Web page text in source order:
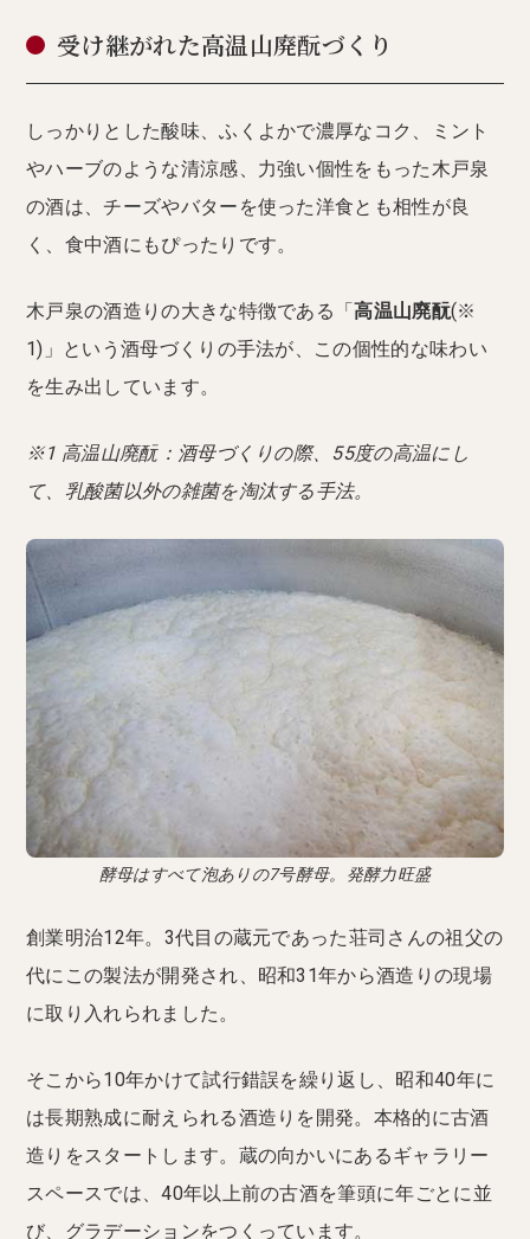
受け継がれた高温山廃酛づくり
しっかりとした酸味、ふくよかで濃厚なコク、ミント
やハーブのような清涼感、力強い個性をもった木戸泉
の酒は、チーズやバターを使った洋食とも相性が良
く、食中酒にもぴったりです。
木戸泉の酒造りの大きな特徴である「高温山廃酛(※
1)」という酒母づくりの手法が、この個性的な味わい
を生み出しています。
※1 高温山廃酛：酒母づくりの際、55度の高温にし
て、乳酸菌以外の雑菌を淘汰する手法。
酵母はすべて泡ありの7号酵母。発酵力旺盛
創業明治12年。3代目の蔵元であった荘司さんの祖父の
代にこの製法が開発され、昭和31年から酒造りの現場
に取り入れられました。
そこから10年かけて試行錯誤を繰り返し、昭和40年に
は長期熟成に耐えられる酒造りを開発。本格的に古酒
造りをスタートします。蔵の向かいにあるギャラリー
スペースでは、40年以上前の古酒を筆頭に年ごとに並
び、グラデーションをつくっています。